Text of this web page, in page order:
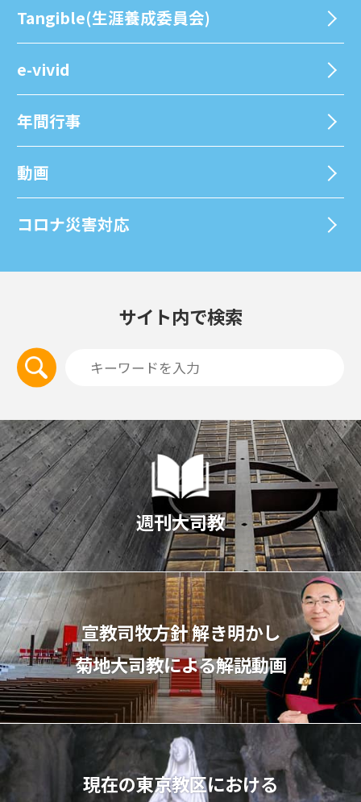
Tangible(生涯養成委員会)
e-vivid
年間⾏事
動画
コロナ災害対応
サイト内で検索
週刊大司教
宣教司牧⽅針 解き明かし
菊地⼤司教による解説動画
現在の東京教区における